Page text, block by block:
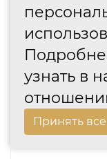
узнать в
Принять все